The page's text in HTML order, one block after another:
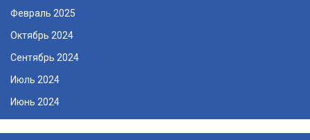
Февраль 2025
Октябрь 2024
Сентябрь 2024
Июль 2024
Июнь 2024